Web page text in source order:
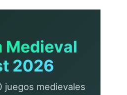
Medieval
2026
juegos medievales